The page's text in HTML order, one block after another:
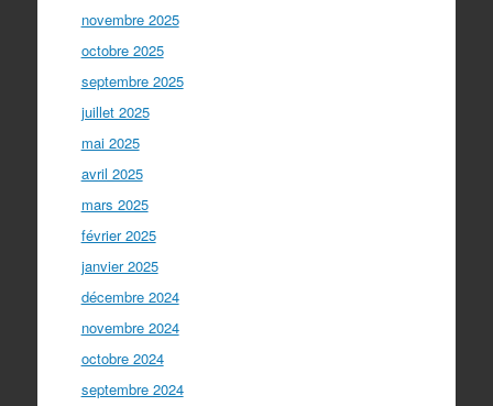
novembre 2025
octobre 2025
septembre 2025
juillet 2025
mai 2025
avril 2025
mars 2025
février 2025
janvier 2025
décembre 2024
novembre 2024
octobre 2024
septembre 2024